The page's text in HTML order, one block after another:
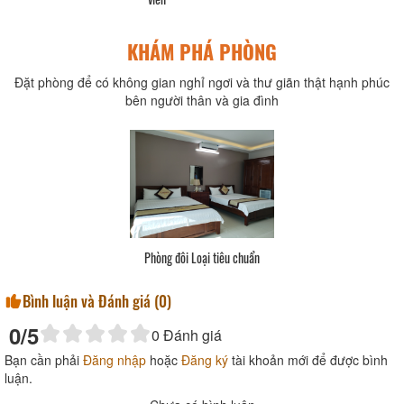
KHÁM PHÁ PHÒNG
Đặt phòng để có không gian nghỉ ngơi và thư giãn thật hạnh phúc
bên người thân và gia đình
Phòng đôi Loại tiêu chuẩn
Bình luận và Đánh giá (0)
0/5 0 Đánh giá
Bạn cần phải Đăng nhập hoặc Đăng ký tài khoản mới để được bình
luận.